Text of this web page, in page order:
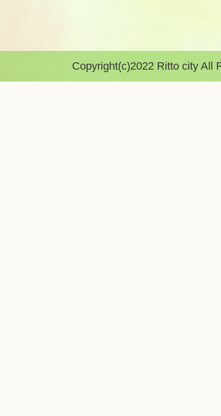
Copyright(c)2022 Ritto city All